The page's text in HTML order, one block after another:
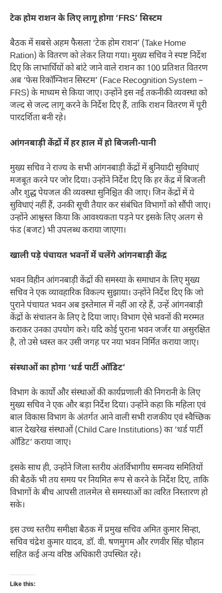
टेक होम राशन के लिए लागू होगा ‘FRS’ सिस्टम
बैठक में सबसे अहम फैसला ‘टेक होम राशन’ (Take Home
Ration) के वितरण को लेकर लिया गया। मुख्य सचिव ने स्पष्ट निर्देश
दिए कि लाभार्थियों को बांटे जाने वाले राशन का 100 प्रतिशत वितरण
अब ‘फेस रिकॉग्निशन सिस्टम’ (Face Recognition System –
FRS) के माध्यम से किया जाए। उन्होंने इस नई तकनीकी व्यवस्था को
जल्द से जल्द लागू करने के निर्देश दिए हैं, ताकि राशन वितरण में पूरी
पारदर्शिता बनी रहे।
आंगनबाड़ी केंद्रों में हर हाल में हो बिजली-पानी
मुख्य सचिव ने राज्य के सभी आंगनबाड़ी केंद्रों में बुनियादी सुविधाएं
मजबूत करने पर जोर दिया। उन्होंने निर्देश दिए कि हर केंद्र में बिजली
और शुद्ध पेयजल की व्यवस्था सुनिश्चित की जाए। जिन केंद्रों में ये
सुविधाएं नहीं हैं, उनकी सूची तैयार कर संबंधित विभागों को सौंपी जाए।
उन्होंने आश्वस्त किया कि आवश्यकता पड़ने पर इसके लिए अलग से
फंड (बजट) भी उपलब्ध कराया जाएगा।
खाली पड़े पंचायत भवनों में चलेंगे आंगनबाड़ी केंद्र
भवन विहीन आंगनबाड़ी केंद्रों की समस्या के समाधान के लिए मुख्य
सचिव ने एक व्यावहारिक विकल्प सुझाया। उन्होंने निर्देश दिए कि जो
पुराने पंचायत भवन अब इस्तेमाल में नहीं आ रहे हैं, उन्हें आंगनबाड़ी
केंद्रों के संचालन के लिए दे दिया जाए। विभाग ऐसे भवनों की मरम्मत
कराकर उनका उपयोग करे। यदि कोई पुराना भवन जर्जर या असुरक्षित
है, तो उसे ध्वस्त कर उसी जगह पर नया भवन निर्मित कराया जाए।
संस्थाओं का होगा ‘थर्ड पार्टी ऑडिट’
विभाग के कार्यों और संस्थाओं की कार्यप्रणाली की निगरानी के लिए
मुख्य सचिव ने एक और बड़ा निर्देश दिया। उन्होंने कहा कि महिला एवं
बाल विकास विभाग के अंतर्गत आने वाली सभी राजकीय एवं स्वैच्छिक
बाल देखरेख संस्थाओं (Child Care Institutions) का ‘थर्ड पार्टी
ऑडिट’ कराया जाए।
इसके साथ ही, उन्होंने जिला स्तरीय अंतर्विभागीय समन्वय समितियों
की बैठकें भी तय समय पर नियमित रूप से करने के निर्देश दिए, ताकि
विभागों के बीच आपसी तालमेल से समस्याओं का त्वरित निस्तारण हो
सके।
इस उच्च स्तरीय समीक्षा बैठक में प्रमुख सचिव अमित कुमार सिन्हा,
सचिव चंद्रेश कुमार यादव, डॉ. वी. षणमुगम और रणवीर सिंह चौहान
सहित कई अन्य वरिष्ठ अधिकारी उपस्थित रहे।
Like this: